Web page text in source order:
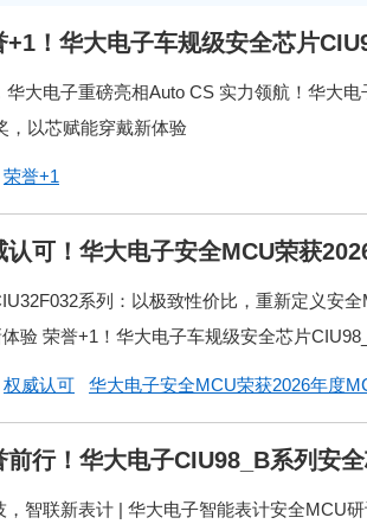
+1！华大电子车规级安全芯片
大电子重磅亮相Auto CS 实力领航！华大
，以芯赋能穿戴新体验
荣誉+1
认可！华大电子安全MCU荣获
系列：以极致性价比，重新定义安
验 荣誉+1！华大电子车规级安全芯片
权威认可 华大电子安全MCU荣获2026年度
前行！华大电子CIU98_B系列安
，智联新表计 | 华大电子智能表计安全MCU